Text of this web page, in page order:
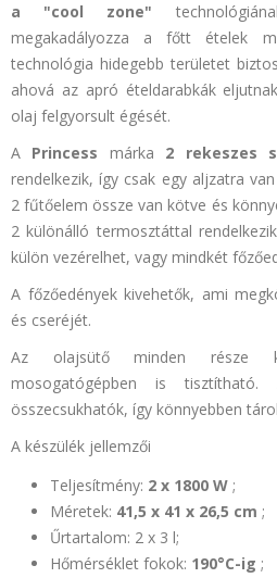
a "cool zone"
megakadályozza a főtt ételek
technológia hidegebb területet
ahová az apró ételdarabkák
olaj felgyorsult égését.
A Princess márka 2 rekeszes
rendelkezik, így csak egy aljzatra
2 fűtőelem össze van kötve és
2 különálló termosztáttal
külön vezérelhet, vagy mindkét
A főzőedények kivehetők, ami
és cseréjét.
Az olajsütő minden része
mosogatógépben is tisztítható.
összecsukhatók, így könnyebben
A készülék jellemzői
Teljesítmény: 2 x 1800 W ;
Méretek: 41,5 x 41 x 26,5 cm ;
Űrtartalom: 2 x 3 l;
Hőmérséklet fokok: 190°C-ig ;